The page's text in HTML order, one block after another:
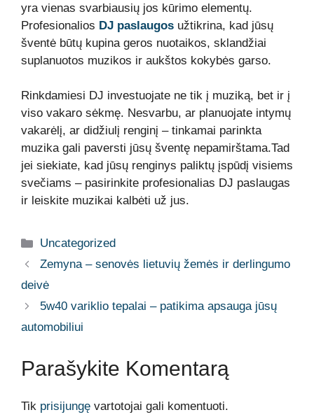
yra vienas svarbiausių jos kūrimo elementų.
Profesionalios DJ paslaugos užtikrina, kad jūsų
šventė būtų kupina geros nuotaikos, sklandžiai
suplanuotos muzikos ir aukštos kokybės garso.
Rinkdamiesi DJ investuojate ne tik į muziką, bet ir į
viso vakaro sėkmę. Nesvarbu, ar planuojate intymų
vakarėlį, ar didžiulį renginį – tinkamai parinkta
muzika gali paversti jūsų šventę nepamirštama.Tad
jei siekiate, kad jūsų renginys paliktų įspūdį visiems
svečiams – pasirinkite profesionalias DJ paslaugas
ir leiskite muzikai kalbėti už jus.
Kategorijos
Uncategorized
Zemyna – senovės lietuvių žemės ir derlingumo
deivė
5w40 variklio tepalai – patikima apsauga jūsų
automobiliui
Parašykite Komentarą
Tik prisijungę vartotojai gali komentuoti.